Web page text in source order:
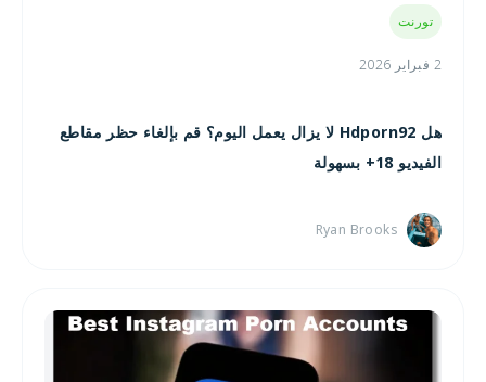
تورنت
2 فبراير 2026
هل Hdporn92 لا يزال يعمل اليوم؟ قم بإلغاء حظر مقاطع
الفيديو 18+ بسهولة
Ryan Brooks